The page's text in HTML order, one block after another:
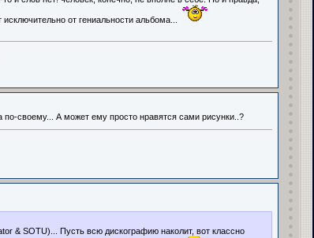
от гениальности альбома...
по-своему... А может ему просто нравятся сами рисунки..?
& SOTU)... Пусть всю дискографию наколит, вот классно